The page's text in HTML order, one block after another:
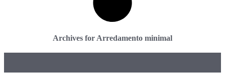
Archives for Arredamento minimal